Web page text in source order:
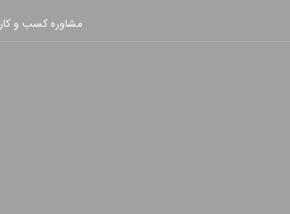
مشاوره کسب و کار